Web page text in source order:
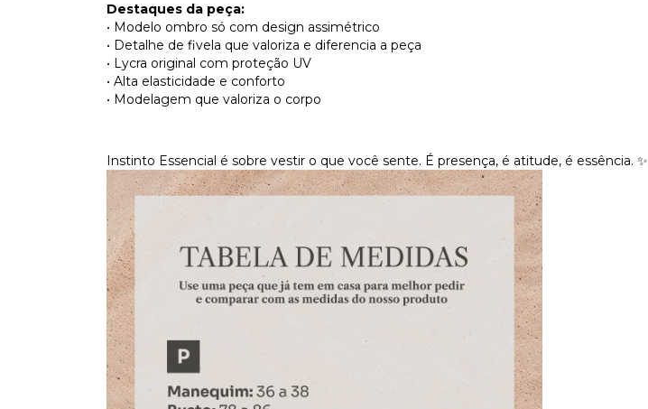
Destaques da peça:
• Modelo ombro só com design assimétrico
• Detalhe de fivela que valoriza e diferencia a peça
• Lycra original com proteção UV
• Alta elasticidade e conforto
• Modelagem que valoriza o corpo
Instinto Essencial é sobre vestir o que você sente. É presença, é atitude, é essência. ✨